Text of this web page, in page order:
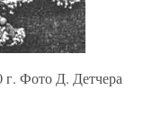
Фото Д. Детчера